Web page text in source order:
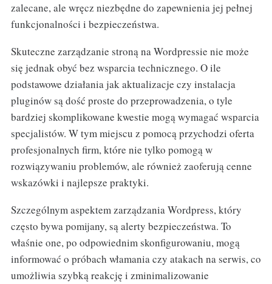
zalecane, ale wręcz niezbędne do zapewnienia jej pełnej
funkcjonalności i bezpieczeństwa.
Skuteczne zarządzanie stroną na Wordpressie nie może
się jednak obyć bez wsparcia technicznego. O ile
podstawowe działania jak aktualizacje czy instalacja
pluginów są dość proste do przeprowadzenia, o tyle
bardziej skomplikowane kwestie mogą wymagać wsparcia
specjalistów. W tym miejscu z pomocą przychodzi oferta
profesjonalnych firm, które nie tylko pomogą w
rozwiązywaniu problemów, ale również zaoferują cenne
wskazówki i najlepsze praktyki.
Szczególnym aspektem zarządzania Wordpress, który
często bywa pomijany, są alerty bezpieczeństwa. To
właśnie one, po odpowiednim skonfigurowaniu, mogą
informować o próbach włamania czy atakach na serwis, co
umożliwia szybką reakcję i zminimalizowanie